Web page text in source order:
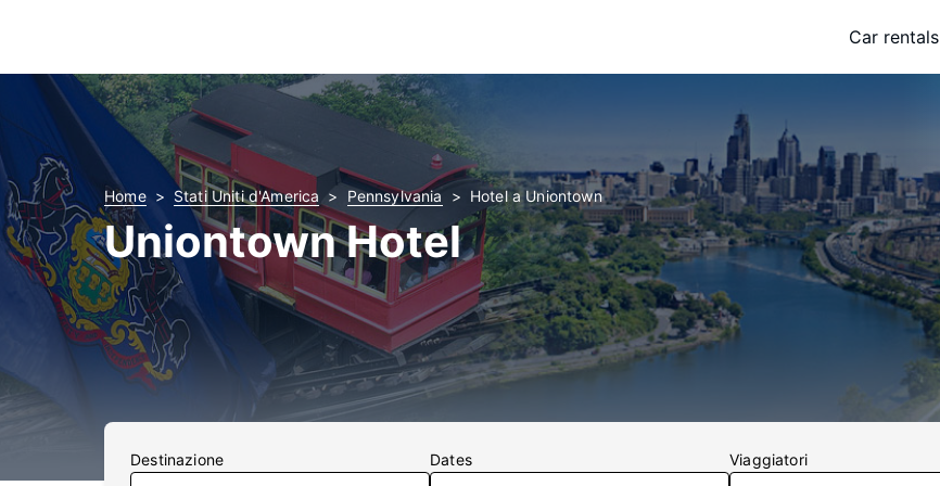
Car rentals
Home Stati Uniti d'America Pennsylvania Hotel a Uniontown
Uniontown Hotel
Destinazione Dates Viaggiatori